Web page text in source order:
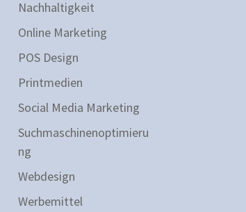
Nachhaltigkeit
Online Marketing
POS Design
Printmedien
Social Media Marketing
Suchmaschinenoptimieru
ng
Webdesign
Werbemittel